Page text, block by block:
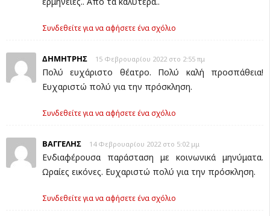
Συνδεθείτε για να αφήσετε ένα σχόλιο
ΔΗΜΗΤΡΗΣ 15 Φεβρουαρίου 2022 στο 2:55 πμ
Πολύ ευχάριστο θέατρο. Πολύ καλή προσπάθεια!
Ευχαριστώ πολύ για την πρόσκληση.
Συνδεθείτε για να αφήσετε ένα σχόλιο
ΒΑΓΓΕΛΗΣ 14 Φεβρουαρίου 2022 στο 5:02 μμ
Ενδιαφέρουσα παράσταση με κοινωνικά μηνύματα.
Ωραίες εικόνες. Ευχαριστώ πολύ για την πρόσκληση.
Συνδεθείτε για να αφήσετε ένα σχόλιο